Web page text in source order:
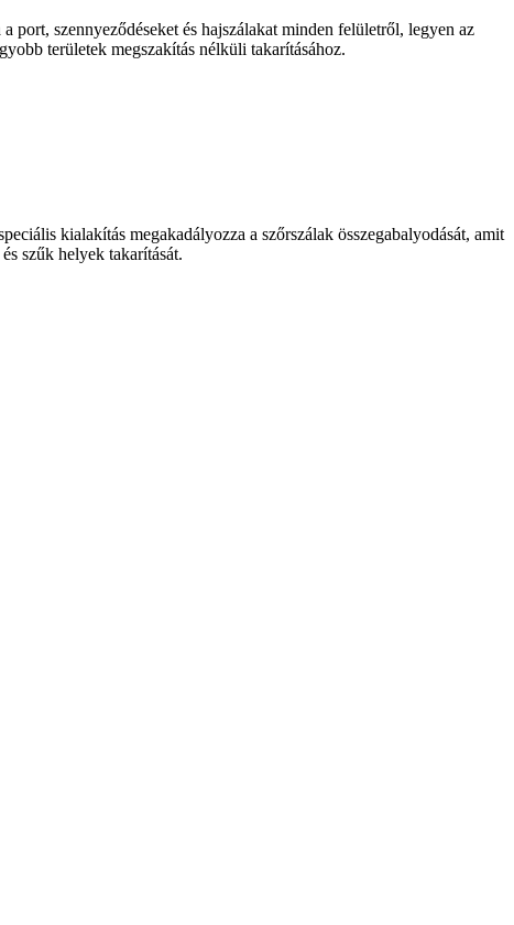
szennyeződéseket és hajszálakat minden felületről, legyen az
területek megszakítás nélküli takarításához.
kialakítás megakadályozza a szőrszálak összegabalyodását, amit
szűk helyek takarítását.